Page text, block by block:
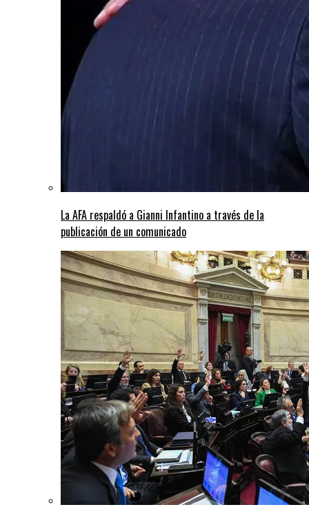
La AFA respaldó a Gianni Infantino a través de la
publicación de un comunicado